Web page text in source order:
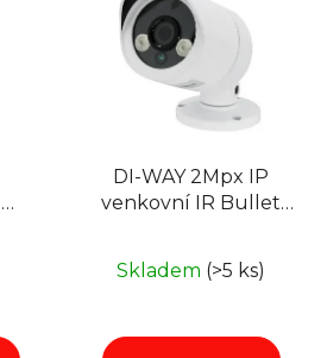
DI-WAY 2Mpx IP
venkovní IR Bullet
POE
Skladem (>5 ks)